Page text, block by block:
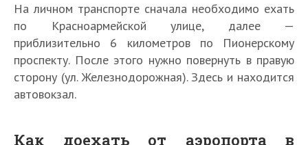
На личном транспорте сначала необходимо ехать
по Красноармейской улице, далее —
приблизительно 6 километров по Пионерскому
проспекту. После этого нужно повернуть в правую
сторону (ул. Железнодорожная). Здесь и находится
автовокзал.
Как доехать от аэропорта в